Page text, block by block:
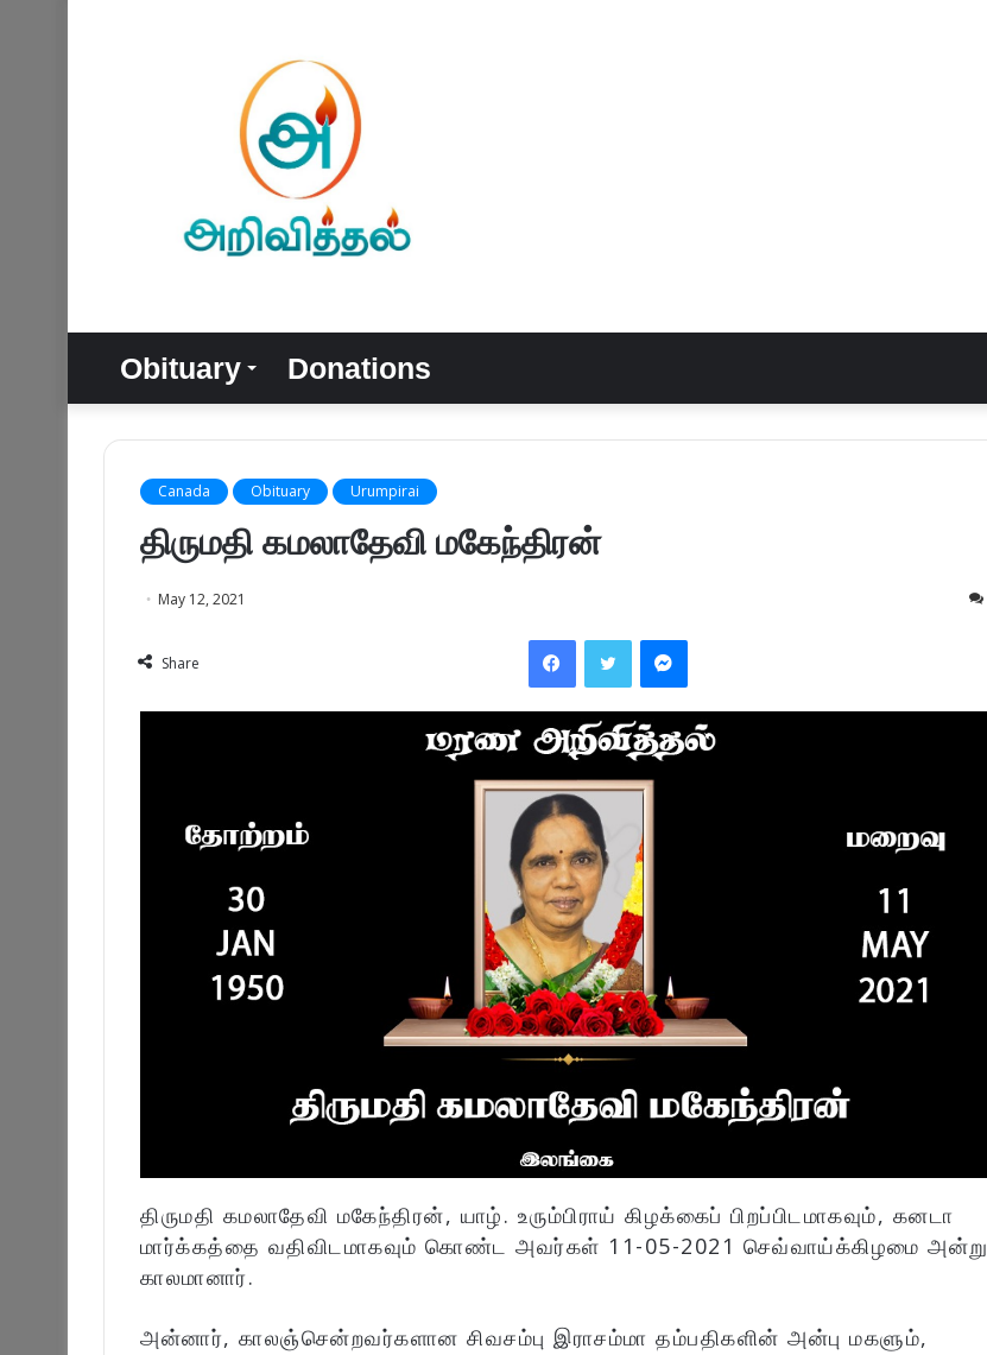
Obituary Donations
Canada Obituary Urumpirai
திருமதி கமலாதேவி மகேந்திரன்
May 12, 2021
Share
FacebookTwitter Messenger
திருமதி கமலாதேவி மகேந்திரன், யாழ். உரும்பிராய் கிழக்கைப் பிறப்பிடமாகவும், கனடா
மார்க்கத்தை வதிவிடமாகவும் கொண்ட அவர்கள் 11-05-2021 செவ்வாய்க்கிழமை அன்று
காலமானார்.
அன்னார், காலஞ்சென்றவர்களான சிவசம்பு இராசம்மா தம்பதிகளின் அன்பு மகளும்,